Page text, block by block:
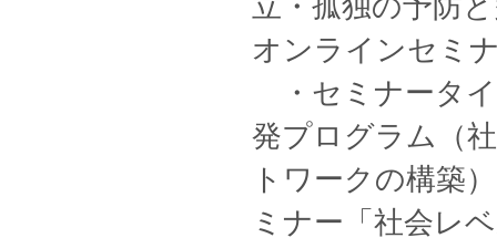
立・孤独の予防
オンラインセミ
・セミナータイ
発プログラム（
トワークの構築
ミナー「社会レ